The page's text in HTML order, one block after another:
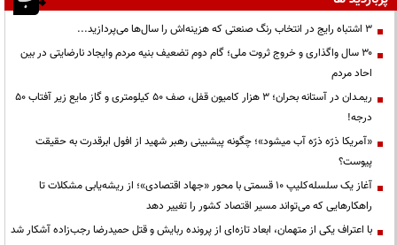
3 اشتباه رایج در انتخاب رنگ صنعتی که هزینه‌اش را سال‌ها می‌پردازید...
۳۰ سال واگذاری و خروج ثروت ملی؛ گام دوم تضعیف بنیه مردم وایجاد نارضایتی در بین
احاد مردم
ریمـدان در آستانه بحران؛ ۳ هزار کامیون قفل، صف ۵۰ کیلومتری و گاز مایع زیر آفتاب ۵۰
درجه!
«آمریکا ذرّه ذرّه آب میشود»؛ چگونه پیشبینی رهبر شهید از افول ابرقدرت به حقیقت
پیوست؟
آغاز یک سلسله‌کلیپ ۱۰ قسمتی با محور «جهاد اقتصادی»؛ از ریشه‌یابی مشکلات تا
راهکارهایی که می‌تواند مسیر اقتصاد کشور را تغییر دهد
با اعتراف یکی از متهمان، ابعاد تازه‌ای از پرونده ربایش و قتل حمیدرضا رجب‌زاده آشکار شد